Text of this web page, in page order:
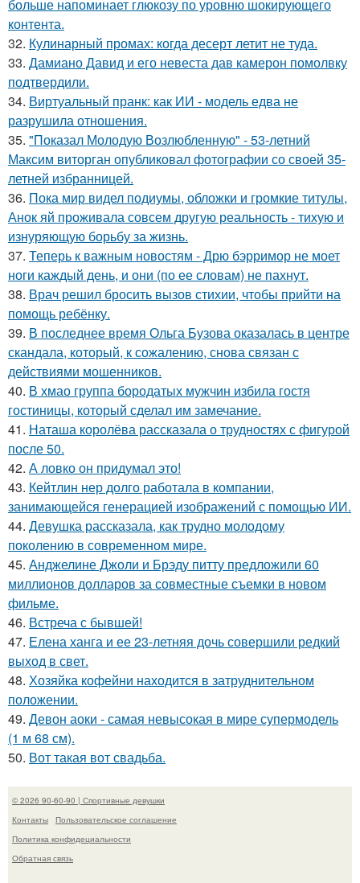
больше напоминает глюкозу по уровню шокирующего
контента.
32. Кулинарный промах: когда десерт летит не туда.
33. Дамиано Давид и его невеста дав камерон помолвку
подтвердили.
34. Виртуальный пранк: как ИИ - модель едва не
разрушила отношения.
35. "Показал Молодую Возлюбленную" - 53-летний
Максим виторган опубликовал фотографии со своей 35-
летней избранницей.
36. Пока мир видел подиумы, обложки и громкие титулы,
Анок яй проживала совсем другую реальность - тихую и
изнуряющую борьбу за жизнь.
37. Теперь к важным новостям - Дрю бэрримор не моет
ноги каждый день, и они (по ее словам) не пахнут.
38. Врач решил бросить вызов стихии, чтобы прийти на
помощь ребёнку.
39. В последнее время Ольга Бузова оказалась в центре
скандала, который, к сожалению, снова связан с
действиями мошенников.
40. В хмао группа бородатых мужчин избила гостя
гостиницы, который сделал им замечание.
41. Наташа королёва рассказала о трудностях с фигурой
после 50.
42. А ловко он придумал это!
43. Кейтлин нер долго работала в компании,
занимающейся генерацией изображений с помощью ИИ.
44. Девушка рассказала, как трудно молодому
поколению в современном мире.
45. Анджелине Джоли и Брэду питту предложили 60
миллионов долларов за совместные съемки в новом
фильме.
46. Встреча с бывшей!
47. Елена ханга и ее 23-летняя дочь совершили редкий
выход в свет.
48. Хозяйка кофейни находится в затруднительном
положении.
49. Девон аоки - самая невысокая в мире супермодель
(1 м 68 см).
50. Вот такая вот свадьба.
© 2026 90-60-90 | Спортивные девушки
Контакты
Пользовательское соглашение
Политика конфидециальности
Обратная связь